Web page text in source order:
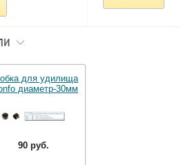
для удилища
диаметр-30мм
90 руб.